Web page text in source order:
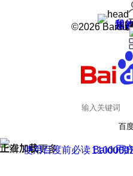
我
我
皮
用
©2026 Baidu
百
正在加载
上滑加载更多 用
使用百度前必读 Baidu
京公网安备